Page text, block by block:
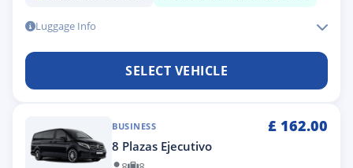
Luggage Info
SELECT VEHICLE
BUSINESS £ 162.00
8 Plazas Ejecutivo